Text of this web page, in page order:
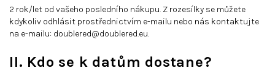
2 rok/let od vašeho posledního nákupu. Z rozesílky se můžete
kdykoliv odhlásit prostřednictvím e-mailu nebo nás kontaktujte
na e-mailu: doublered@doublered.eu.
II. Kdo se k datům dostane?